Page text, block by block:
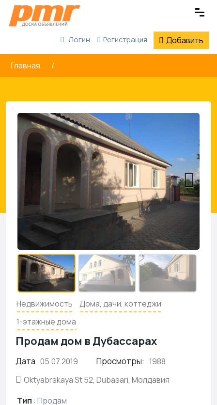
Логин Регистрация Добавить
Главная
Недвижимость
Дома, дачи, коттеджи
1-этажные дома
Продам дом в Дубассарах
Дата 05.07.2019 Просмотры: 1988
Oktyabrskaya St 52, Dubasari, Молдавия
Тип : Продам